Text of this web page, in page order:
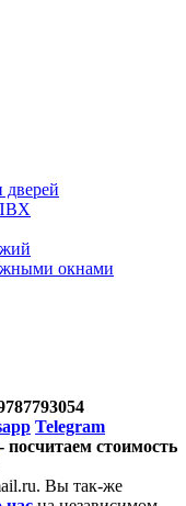
дверей
окнами
Telegram
- посчитаем стоимость
Вы так-же